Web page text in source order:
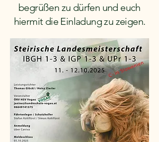
begrüßen zu dürfen und euch
hiermit die Einladung zu zeigen.